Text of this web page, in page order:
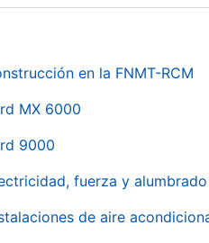
en la FNMT-RCM
MX 6000
9000
fuerza y alumbrado
de aire